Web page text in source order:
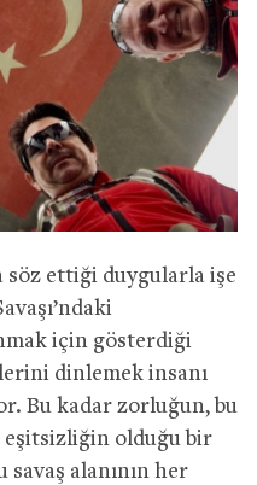
söz ettiği duygularla işe
için gösterdiği
dinlemek insanı
Bu kadar zorluğun, bu
olduğu bir
alanının her